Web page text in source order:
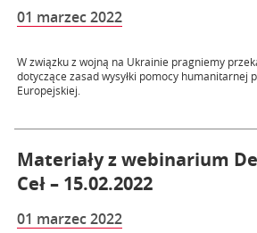
01 marzec 2022
W związku z wojną na Ukrainie pragniemy
dotyczące zasad wysyłki pomocy humanitarnej
Europejskiej.
Materiały z webinarium
Ceł – 15.02.2022
01 marzec 2022